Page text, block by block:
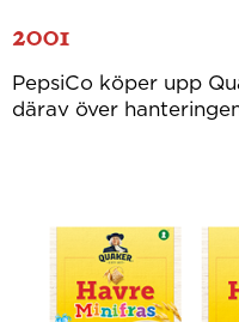
2001
PepsiCo köper upp
därav över